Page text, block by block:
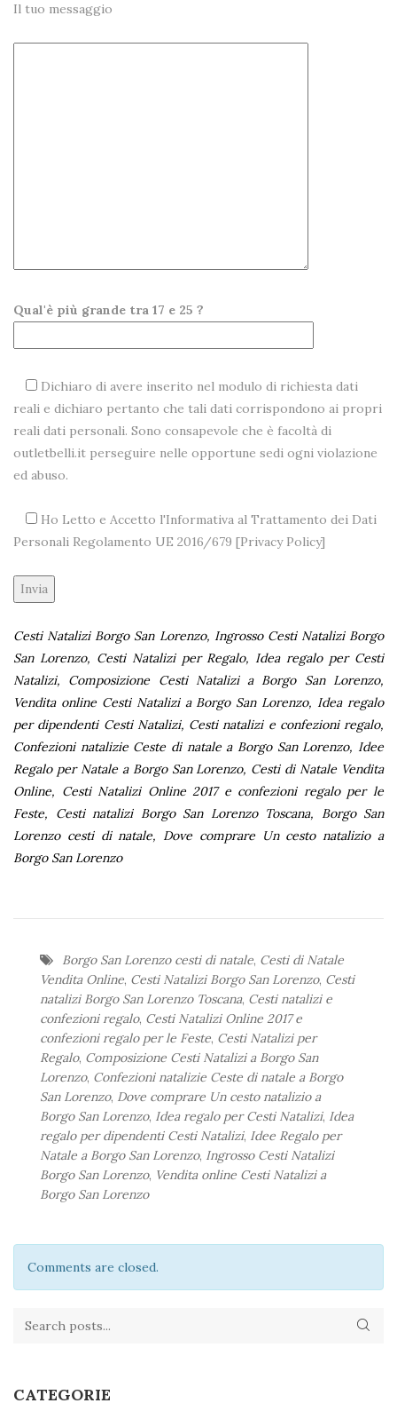
Il tuo messaggio
Qual'è più grande tra 17 e 25 ?
Dichiaro di avere inserito nel modulo di richiesta dati
reali e dichiaro pertanto che tali dati corrispondono ai propri
reali dati personali. Sono consapevole che è facoltà di
outletbelli.it perseguire nelle opportune sedi ogni violazione
ed abuso.
Ho Letto e Accetto l'Informativa al Trattamento dei Dati
Personali Regolamento UE 2016/679 [Privacy Policy]
Alternative:
Cesti Natalizi Borgo San Lorenzo, Ingrosso Cesti Natalizi Borgo
San Lorenzo, Cesti Natalizi per Regalo, Idea regalo per Cesti
Natalizi, Composizione Cesti Natalizi a Borgo San Lorenzo,
Vendita online Cesti Natalizi a Borgo San Lorenzo, Idea regalo
per dipendenti Cesti Natalizi, Cesti natalizi e confezioni regalo,
Confezioni natalizie Ceste di natale a Borgo San Lorenzo, Idee
Regalo per Natale a Borgo San Lorenzo, Cesti di Natale Vendita
Online, Cesti Natalizi Online 2017 e confezioni regalo per le
Feste, Cesti natalizi Borgo San Lorenzo Toscana, Borgo San
Lorenzo cesti di natale, Dove comprare Un cesto natalizio a
Borgo San Lorenzo
Borgo San Lorenzo cesti di natale, Cesti di Natale
Vendita Online, Cesti Natalizi Borgo San Lorenzo, Cesti
natalizi Borgo San Lorenzo Toscana, Cesti natalizi e
confezioni regalo, Cesti Natalizi Online 2017 e
confezioni regalo per le Feste, Cesti Natalizi per
Regalo, Composizione Cesti Natalizi a Borgo San
Lorenzo, Confezioni natalizie Ceste di natale a Borgo
San Lorenzo, Dove comprare Un cesto natalizio a
Borgo San Lorenzo, Idea regalo per Cesti Natalizi, Idea
regalo per dipendenti Cesti Natalizi, Idee Regalo per
Natale a Borgo San Lorenzo, Ingrosso Cesti Natalizi
Borgo San Lorenzo, Vendita online Cesti Natalizi a
Borgo San Lorenzo
Comments are closed.
CATEGORIE